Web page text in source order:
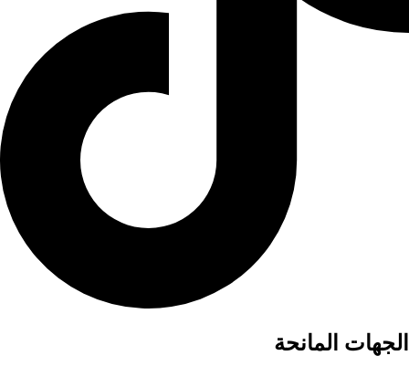
الجهات المانحة